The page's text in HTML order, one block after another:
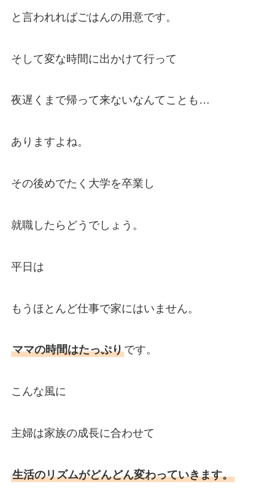
と言われればごはんの用意です。
そして変な時間に出かけて行って
夜遅くまで帰って来ないなんてことも…
ありますよね。
その後めでたく大学を卒業し
就職したらどうでしょう。
平日は
もうほとんど仕事で家にはいません。
ママの時間はたっぷりです。
こんな風に
主婦は家族の成長に合わせて
生活のリズムがどんどん変わっていきます。